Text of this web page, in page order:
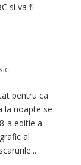
si va fi
pentru ca
la noapte se
a editie a
al